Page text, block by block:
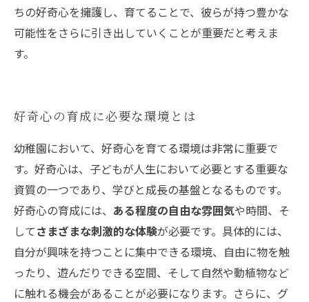
ちの好奇心を擁護し、育てることで、彼らが持つ豊かな
可能性をさらに引き出していくことが重要だと考えま
す。
好奇心の育成に必要な環境とは
幼稚園において、好奇心を育てる環境は非常に重要で
す。好奇心は、子どもが人生において必要とする重要な
資質の一つであり、学びと成長の基盤となるものです。
好奇心の育成には、 ある程度の自由な雰囲気や時間、そ
してさまざまな刺激的な体験が必要です。具体的には、
自分が興味を持つことに集中できる環境、自由に物を触
ったり、遊んだりできる空間、そして自然や動植物など
に触れる機会があることが必要になります。さらに、グ